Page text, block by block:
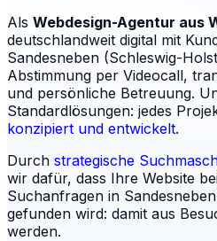
Als Webdesign-Agentur aus
deutschlandweit digital mit
Sandesneben (Schleswig-
Abstimmung per Videocall,
und persönliche Betreuung.
Standardlösungen: jedes
konzipiert und entwickelt.
Durch strategische
wir dafür, dass Ihre Website
Suchanfragen in Sandesneben
gefunden wird: damit aus
werden.